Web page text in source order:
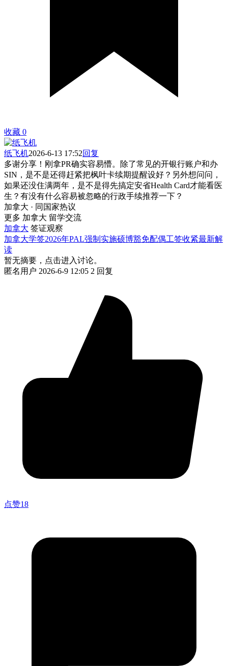
收藏 0
纸飞机2026-6-13 17:52回复
多谢分享！刚拿PR确实容易懵。除了常见的开银行账户和办
SIN，是不是还得赶紧把枫叶卡续期提醒设好？另外想问问，
如果还没住满两年，是不是得先搞定安省Health Card才能看医
生？有没有什么容易被忽略的行政手续推荐一下？
加拿大 · 同国家热议
更多 加拿大 留学交流
加拿大 签证观察
加拿大学签2026年PAL强制实施硕博豁免配偶工签收紧最新解
读
暂无摘要，点击进入讨论。
匿名用户 2026-6-9 12:05 2 回复
点赞18